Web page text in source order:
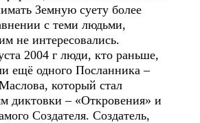
Земную суету более
с теми людьми,
не интересовались.
2004 г люди, кто раньше,
ещё одного Посланника –
который стал
диктовки – «Откровения» и
Создателя. Создатель,